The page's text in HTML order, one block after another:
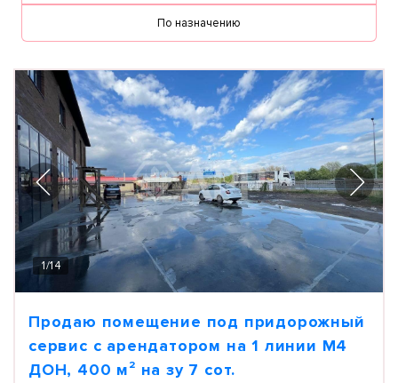
По назначению
1/14
Продаю помещение под придорожный
сервис с арендатором на 1 линии М4
ДОН, 400 м² на зу 7 сот.